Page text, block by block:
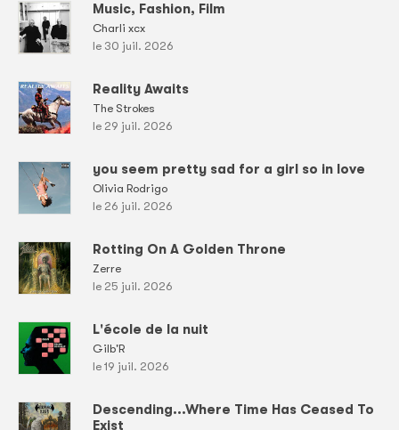
Music, Fashion, Film
Charli xcx
le 30 juil. 2026
Reality Awaits
The Strokes
le 29 juil. 2026
you seem pretty sad for a girl so in love
Olivia Rodrigo
le 26 juil. 2026
Rotting On A Golden Throne
Zerre
le 25 juil. 2026
L'école de la nuit
Gilb'R
le 19 juil. 2026
Descending...Where Time Has Ceased To
Exist